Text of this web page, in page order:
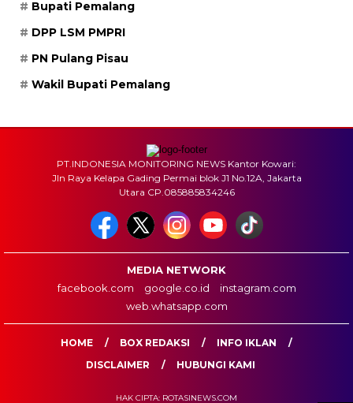
Bupati Pemalang
DPP LSM PMPRI
PN Pulang Pisau
Wakil Bupati Pemalang
PT.INDONESIA MONITORING NEWS Kantor Kowari:
Jln Raya Kelapa Gading Permai blok J1 No.12A, Jakarta
Utara CP.085885834246
MEDIA NETWORK
facebook.com
google.co.id
instagram.com
web.whatsapp.com
HOME BOX REDAKSI
INFO IKLAN
DISCLAIMER
HUBUNGI KAMI
HAK CIPTA: ROTASINEWS.COM